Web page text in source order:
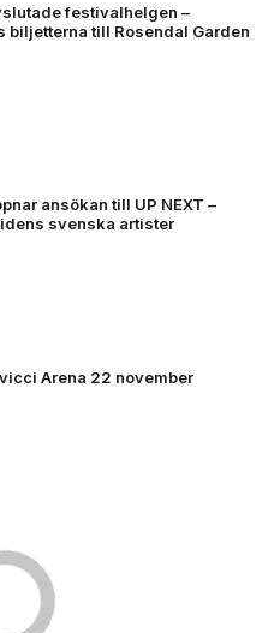
festivalhelgen –
biljetterna till Rosendal Garden
ansökan till UP NEXT –
svenska artister
Arena 22 november